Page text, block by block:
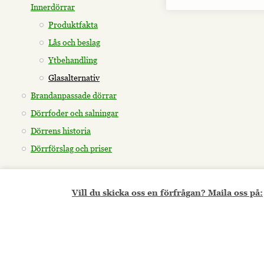
Innerdörrar
Produktfakta
Lås och beslag
Ytbehandling
Glasalternativ
Brandanpassade dörrar
Dörrfoder och salningar
Dörrens historia
Dörrförslag och priser
Vill du skicka oss en förfrågan? Maila oss på: